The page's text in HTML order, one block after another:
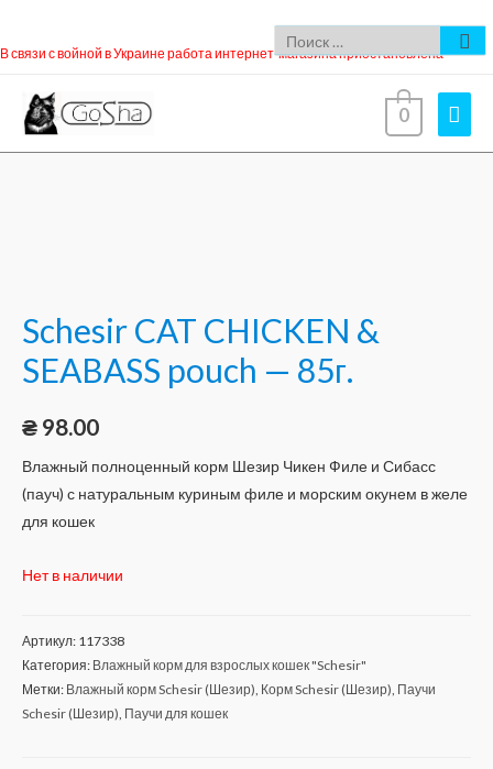
В связи с войной в Украине работа интернет-магазина приостановлена
0
Schesir CAT CHICKEN &
SEABASS pouch — 85г.
₴ 98.00
Влажный полноценный корм Шезир Чикен Филе и Сибасс
(пауч) с натуральным куриным филе и морским окунем в желе
для кошек
Нет в наличии
Артикул: 117338
Категория: Влажный корм для взрослых кошек "Schesir"
Метки: Влажный корм Schesir (Шезир), Корм Schesir (Шезир), Паучи
Schesir (Шезир), Паучи для кошек